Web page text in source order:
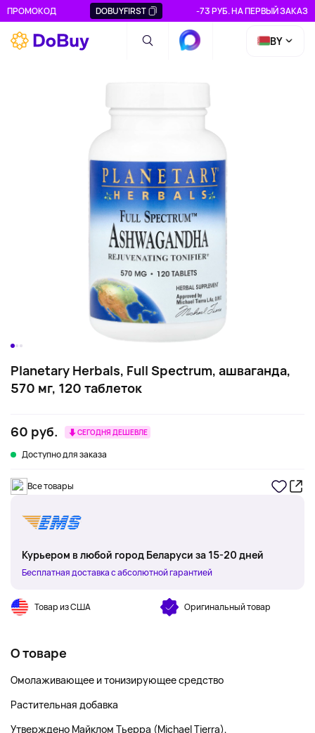
ПРОМОКОД DOBUYFIRST -73 РУБ. НА ПЕРВЫЙ ЗАКАЗ
BY
Planetary Herbals, Full Spectrum, ашваганда,
570 мг, 120 таблеток
60 руб. СЕГОДНЯ ДЕШЕВЛЕ
Доступно для заказа
Все товары
Курьером в любой город Беларуси за 15-20 дней
Бесплатная доставка с абсолютной гарантией
Товар из США Оригинальный товар
О товаре
Омолаживающее и тонизирующее средство
Растительная добавка
Утверждено Майклом Тьерра (Michael Tierra),